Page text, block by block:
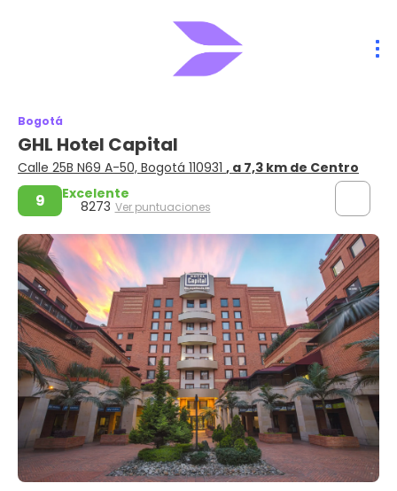
Bogotá
GHL Hotel Capital
Calle 25B N69 A-50, Bogotá 110931 , a 7,3 km de Centro
9 Excelente
8273 Ver puntuaciones